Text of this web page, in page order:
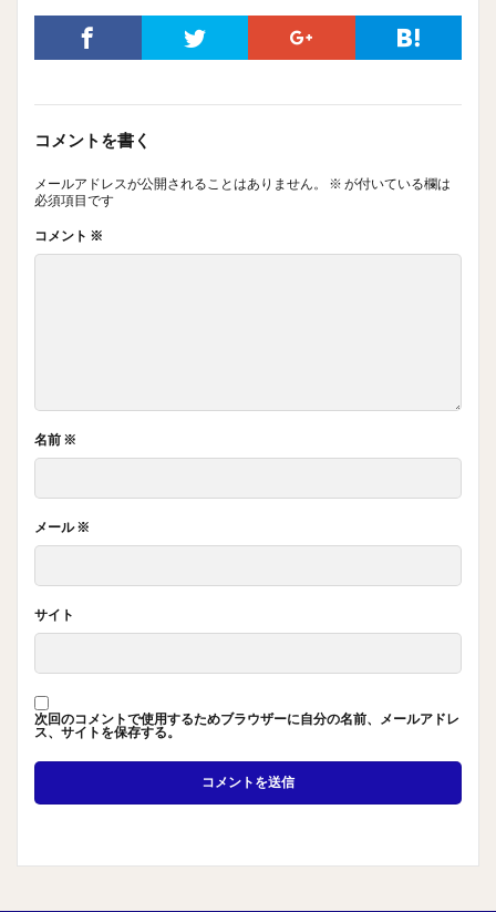
コメントを書く
メールアドレスが公開されることはありません。 ※ が付いている欄は
必須項目です
コメント ※
名前 ※
メール※
サイト
次回のコメントで使用するためブラウザーに自分の名前、メールアドレ
ス、サイトを保存する。